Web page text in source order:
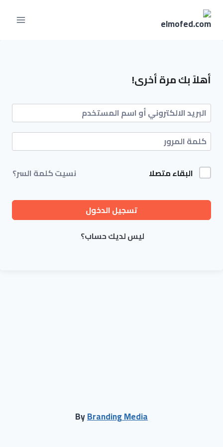
أهلاً بك مرة أخرى!
البقاء متصلا نسيت كلمة السر؟
تسجيل الدخول
ليس لديك حساب؟
ByBranding Media